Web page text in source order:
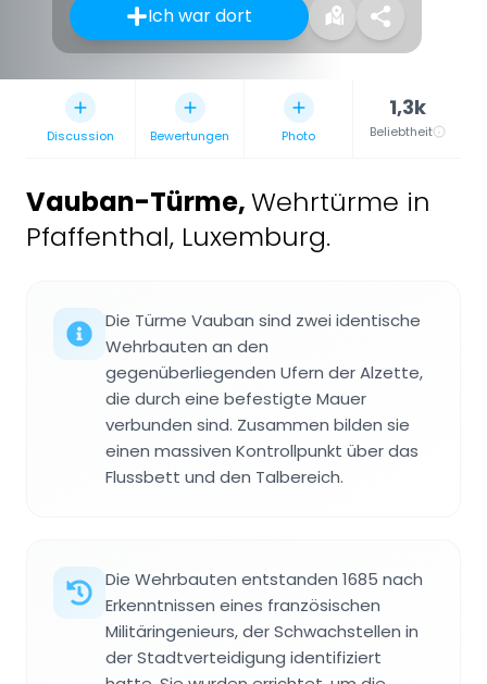
Ich war dort
Discussion Bewertungen Photo
1,3k
Beliebtheit
Vauban-Türme,Wehrtürme in
Pfaffenthal, Luxemburg.
Die Türme Vauban sind zwei identische
Wehrbauten an den
gegenüberliegenden Ufern der Alzette,
die durch eine befestigte Mauer
verbunden sind. Zusammen bilden sie
einen massiven Kontrollpunkt über das
Flussbett und den Talbereich.
Die Wehrbauten entstanden 1685 nach
Erkenntnissen eines französischen
Militäringenieurs, der Schwachstellen in
der Stadtverteidigung identifiziert